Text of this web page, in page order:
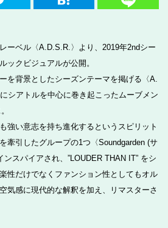
ーベル〈A.D.S.R.〉より、2019年2ndシー
ックビジュアルが公開。
を背景としたシーズンテーマを掲げる〈A.
シアトルを中心に巻き起こったムーブメン
強い意志を持ち進化するというスピリット
牽引したグループの1つ〈Soundgarden (サ
スパイアされ、”LOUDER THAN IT” をシ
性だけでなくファンション性としてもオル
気感に現代的な解釈を加え、リマスターさ